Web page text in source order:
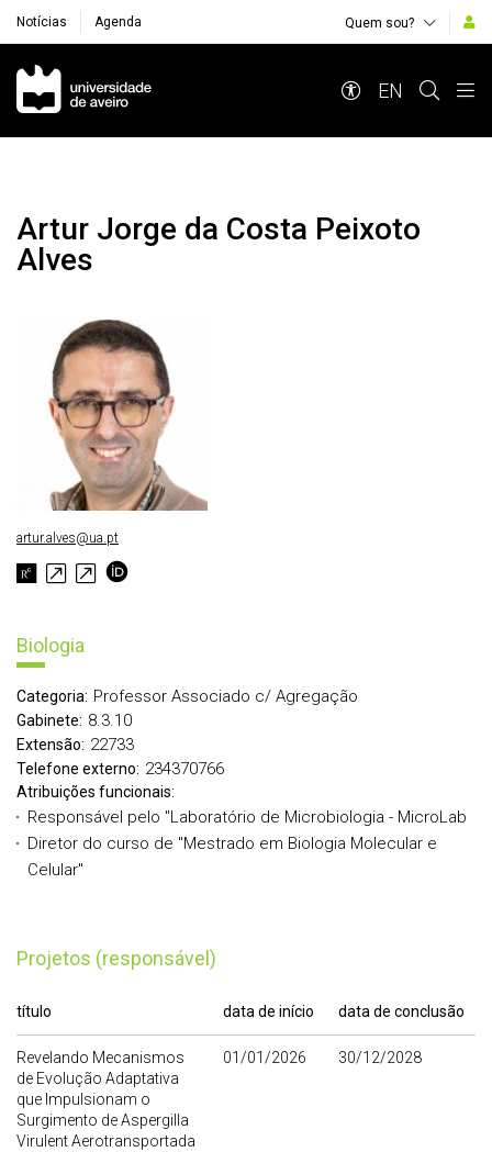
Notícias Agenda Quem sou?
Navegação Principal
EN
Artur Jorge da Costa Peixoto
Alves
Biologia
Categoria: Professor Associado c/ Agregação
Gabinete: 8.3.10
Extensão: 22733
Telefone externo: 234370766
Atribuições funcionais:
Responsável pelo "Laboratório de Microbiologia - MicroLab
Diretor do curso de "Mestrado em Biologia Molecular e
Celular"
Projetos (responsável)
título data de início data de conclusão
Revelando Mecanismos
de Evolução Adaptativa
que Impulsionam o
Surgimento de Aspergilla
Virulent Aerotransportada
01/01/2026 30/12/2028
artur.alves@ua.pt